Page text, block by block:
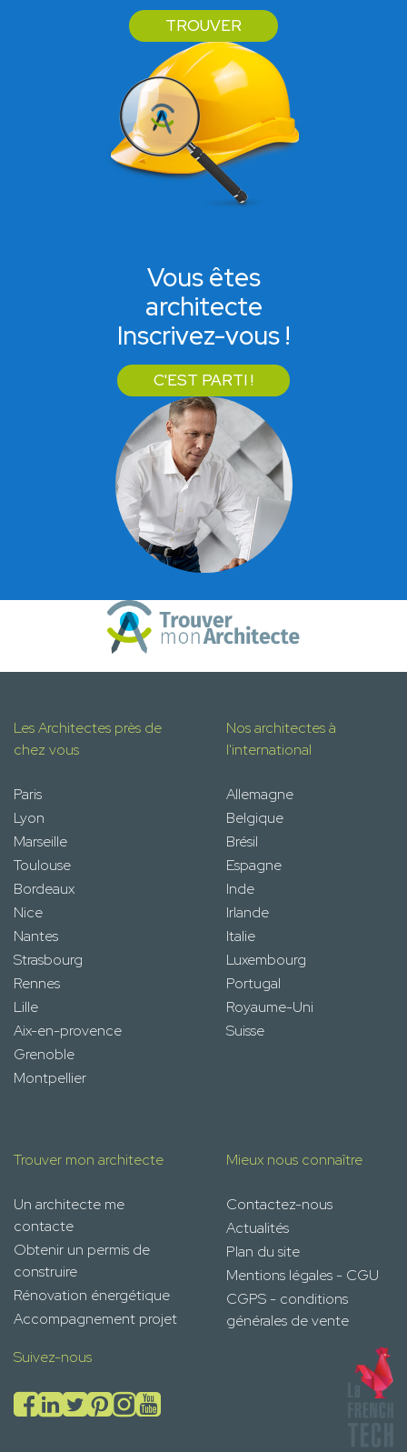
TROUVER
Vous êtes
architecte
Inscrivez-vous !
C'EST PARTI !
Les Architectes près de
chez vous
Paris
Lyon
Marseille
Toulouse
Bordeaux
Nice
Nantes
Strasbourg
Rennes
Lille
Aix-en-provence
Grenoble
Montpellier
Nos architectes à
l'international
Allemagne
Belgique
Brésil
Espagne
Inde
Irlande
Italie
Luxembourg
Portugal
Royaume-Uni
Suisse
Trouver mon architecte
Un architecte me
contacte
Obtenir un permis de
construire
Rénovation énergétique
Accompagnement projet
Mieux nous connaître
Contactez-nous
Actualités
Plan du site
Mentions légales - CGU
CGPS - conditions
générales de vente
Suivez-nous